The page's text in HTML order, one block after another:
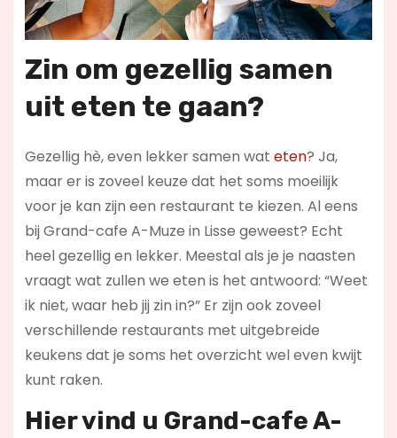
Zin om gezellig samen
uit eten te gaan?
Gezellig hè, even lekker samen wat eten? Ja,
maar er is zoveel keuze dat het soms moeilijk
voor je kan zijn een restaurant te kiezen. Al eens
bij Grand-cafe A-Muze in Lisse geweest? Echt
heel gezellig en lekker. Meestal als je je naasten
vraagt wat zullen we eten is het antwoord: “Weet
ik niet, waar heb jij zin in?” Er zijn ook zoveel
verschillende restaurants met uitgebreide
keukens dat je soms het overzicht wel even kwijt
kunt raken.
Hier vind u Grand-cafe A-